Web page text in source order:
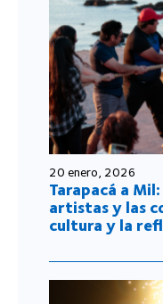
20 enero, 2026
Tarapacá a
artistas y las
cultura y la